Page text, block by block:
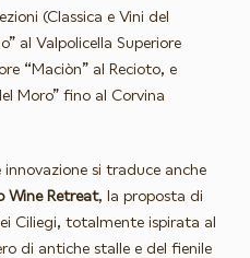
(Classica e Vini del
al Valpolicella Superiore
“Maciòn” al Recioto, e
Moro” fino al Corvina
innovazione si traduce anche
Wine Retreat, la proposta di
Ciliegi, totalmente ispirata al
di antiche stalle e del fienile